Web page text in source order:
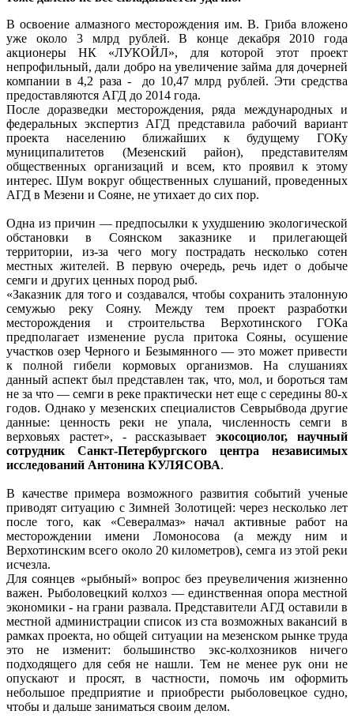
В освоение алмазного месторождения им. В. Гриба вложено
уже около 3 млрд рублей. В конце декабря 2010 года
акционеры НК «ЛУКОЙЛ», для которой этот проект
непрофильный, дали добро на увеличение займа для дочерней
компании в 4,2 раза - до 10,47 млрд рублей. Эти средства
предоставляются АГД до 2014 года.
После доразведки месторождения, ряда международных и
федеральных экспертиз АГД представила рабочий вариант
проекта населению ближайших к будущему ГОКу
муниципалитетов (Мезенский район), представителям
общественных организаций и всем, кто проявил к этому
интерес. Шум вокруг общественных слушаний, проведенных
АГД в Мезени и Сояне, не утихает до сих пор.
Одна из причин — предпосылки к ухудшению экологической
обстановки в Соянском заказнике и прилегающей
территории, из-за чего могу пострадать несколько сотен
местных жителей. В первую очередь, речь идет о добыче
семги и других ценных пород рыб.
«Заказник для того и создавался, чтобы сохранить эталонную
семужью реку Сояну. Между тем проект разработки
месторождения и строительства Верхотинского ГОКа
предполагает изменение русла притока Сояны, осушение
участков озер Черного и Безымянного — это может привести
к полной гибели кормовых организмов. На слушаниях
данный аспект был представлен так, что, мол, и бороться там
не за что — семги в реке практически нет еще с середины 80-х
годов. Однако у мезенских специалистов Севрыбвода другие
данные: ценность реки не упала, численность семги в
верховьях растет», - рассказываетэкосоциолог, научный
сотрудник Санкт-Петербургского центра независимых
исследований Антонина КУЛЯСОВА.
В качестве примера возможного развития событий ученые
приводят ситуацию с Зимней Золотицей: через несколько лет
после того, как «Севералмаз» начал активные работ на
месторождении имени Ломоносова (а между ним и
Верхотинским всего около 20 километров), семга из этой реки
исчезла.
Для соянцев «рыбный» вопрос без преувеличения жизненно
важен. Рыболовецкий колхоз — единственная опора местной
экономики - на грани развала. Представители АГД оставили в
местной администрации список из ста возможных вакансий в
рамках проекта, но общей ситуации на мезенском рынке труда
это не изменит: большинство экс-колхозников ничего
подходящего для себя не нашли. Тем не менее рук они не
опускают и просят, в частности, помочь им оформить
небольшое предприятие и приобрести рыболовецкое судно,
чтобы и дальше заниматься своим делом.